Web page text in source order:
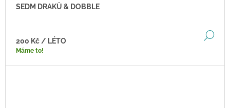
SEDM DRAKŮ & DOBBLE
200 Kč / LÉTO
Máme to!